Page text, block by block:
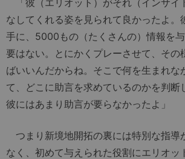
なしてくれる姿を見られて良かったよ。
手に、5000もの（たくさんの）情報を
要はない。とにかくプレーさせて、その
ばいいんだからね。そこで何を生まれな
て、どこに助言を求めているのかを判断
彼にはあまり助言が要らなかったよ」
つまり新境地開拓の裏には特別な指導
なく、初めて与えられた役割にエリオッ